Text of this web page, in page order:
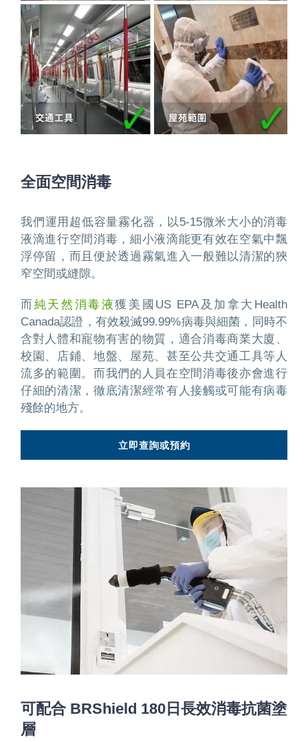
全面空間消毒
我們運用超低容量霧化器，以5-15微米大小的消毒
液滴進行空間消毒，細小液滴能更有效在空氣中飄
浮停留，而且便於透過霧氣進入一般難以清潔的狹
窄空間或縫隙。
而 純天然消毒液獲美國US EPA及加拿大Health
Canada認證，有效殺滅99.99%病毒與細菌，同時不
含對人體和寵物有害的物質，適合消毒商業大廈、
校園、店鋪、地盤、屋苑、甚至公共交通工具等人
流多的範圍。而我們的人員在空間消毒後亦會進行
仔細的清潔，徹底清潔經常有人接觸或可能有病毒
殘餘的地方。
立即查詢或預約
可配合 BRShield 180日長效消毒抗菌塗
層